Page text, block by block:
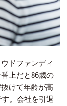
ドファンディ
上だと86歳の
けて年齢が高
。会社を引退